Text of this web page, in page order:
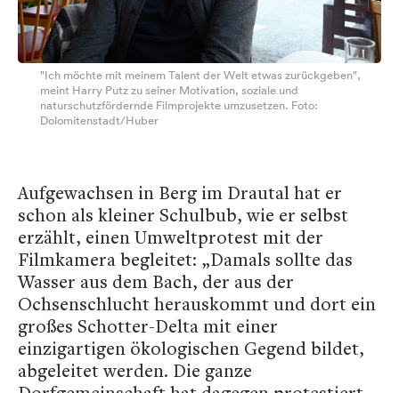
"Ich möchte mit meinem Talent der Welt etwas zurückgeben",
meint Harry Putz zu seiner Motivation, soziale und
naturschutzfördernde Filmprojekte umzusetzen. Foto:
Dolomitenstadt/Huber
Aufgewachsen in Berg im Drautal hat er
schon als kleiner Schulbub, wie er selbst
erzählt, einen Umweltprotest mit der
Filmkamera begleitet: „Damals sollte das
Wasser aus dem Bach, der aus der
Ochsenschlucht herauskommt und dort ein
großes Schotter-Delta mit einer
einzigartigen ökologischen Gegend bildet,
abgeleitet werden. Die ganze